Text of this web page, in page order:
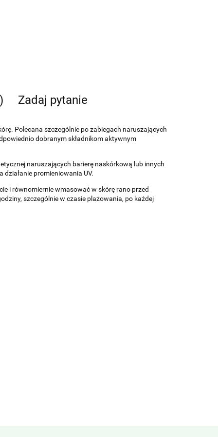
Zadaj pytanie
Polecana szczególnie po zabiegach naruszających
dobranym składnikom aktywnym
naruszających barierę naskórkową lub innych
promieniowania UV.
i równomiernie wmasować w skórę rano przed
szczególnie w czasie plażowania, po każdej